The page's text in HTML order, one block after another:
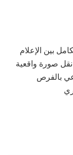
بين الإعلام
صورة واقعية
بالفرص